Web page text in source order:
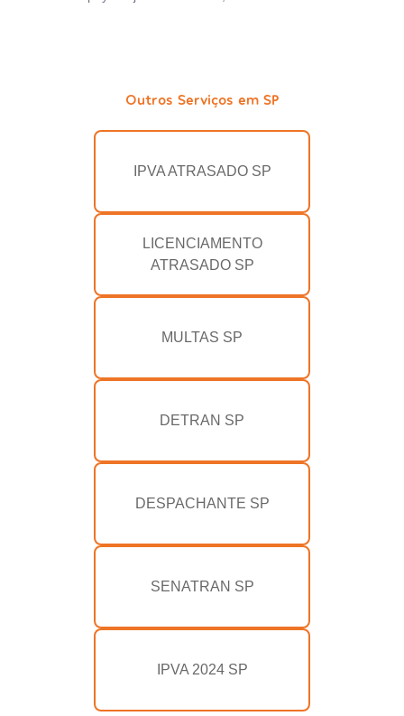
Outros Serviços em SP
IPVA ATRASADO SP
LICENCIAMENTO
ATRASADO SP
MULTAS SP
DETRAN SP
DESPACHANTE SP
SENATRAN SP
IPVA 2024 SP